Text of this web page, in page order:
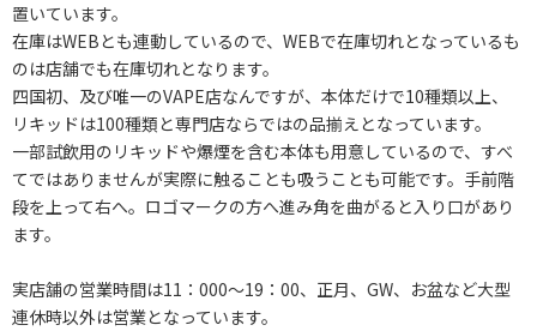
置いています。
在庫はWEBとも連動しているので、WEBで在庫切れとなっているも
のは店舗でも在庫切れとなります。
四国初、及び唯一のVAPE店なんですが、本体だけで10種類以上、
リキッドは100種類と専門店ならではの品揃えとなっています。
一部試飲用のリキッドや爆煙を含む本体も用意しているので、すべ
てではありませんが実際に触ることも吸うことも可能です。手前階
段を上って右へ。ロゴマークの方へ進み角を曲がると入り口があり
ます。
実店舗の営業時間は11：000～19：00、正月、GW、お盆など大型
連休時以外は営業となっています。